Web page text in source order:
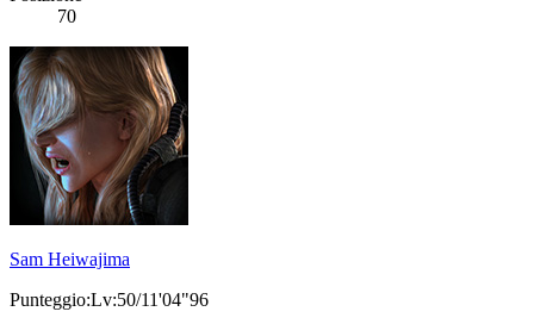
70
Sam Heiwajima
Punteggio:Lv:50/11'04"96